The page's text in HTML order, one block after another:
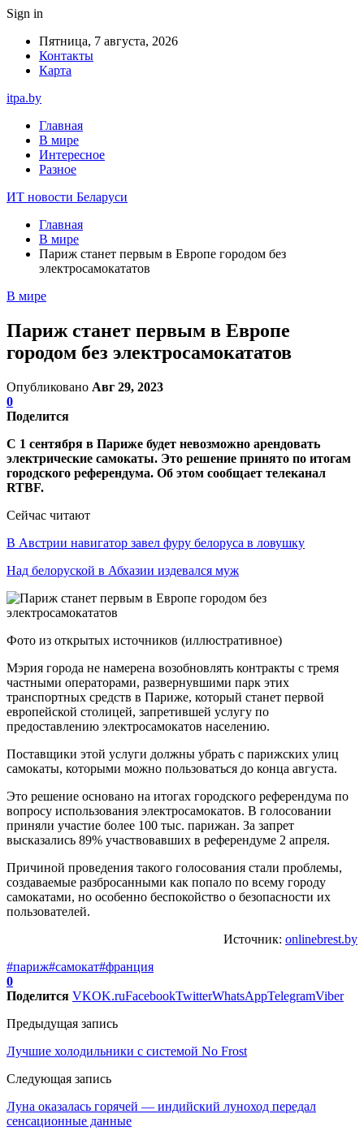
Sign in
Пятница, 7 августа, 2026
Контакты
Карта
itpa.by
Главная
В мире
Интересное
Разное
ИТ новости Беларуси
Главная
В мире
Париж станет первым в Европе городом без
электросамокататов
В мире
Париж станет первым в Европе
городом без электросамокататов
Опубликовано Авг 29, 2023
0
Поделится
С 1 сентября в Париже будет невозможно арендовать
электрические самокаты. Это решение принято по итогам
городского референдума. Об этом сообщает телеканал
RTBF.
Сейчас читают
В Австрии навигатор завел фуру белоруса в ловушку
Над белоруской в Абхазии издевался муж
Фото из открытых источников (иллюстративное)
Мэрия города не намерена возобновлять контракты с тремя
частными операторами, развернувшими парк этих
транспортных средств в Париже, который станет первой
европейской столицей, запретившей услугу по
предоставлению электросамокатов населению.
Поставщики этой услуги должны убрать с парижских улиц
самокаты, которыми можно пользоваться до конца августа.
Это решение основано на итогах городского референдума по
вопросу использования электросамокатов. В голосовании
приняли участие более 100 тыс. парижан. За запрет
высказались 89% участвовавших в референдуме 2 апреля.
Причиной проведения такого голосования стали проблемы,
создаваемые разбросанными как попало по всему городу
самокатами, но особенно беспокойство о безопасности их
пользователей.
Источник: onlinebrest.by
#париж#самокат#франция
0
Поделится VKOK.ruFacebookTwitterWhatsAppTelegramViber
Предыдущая запись
Лучшие холодильники с системой No Frost
Следующая запись
Луна оказалась горячей — индийский луноход передал
сенсационные данные